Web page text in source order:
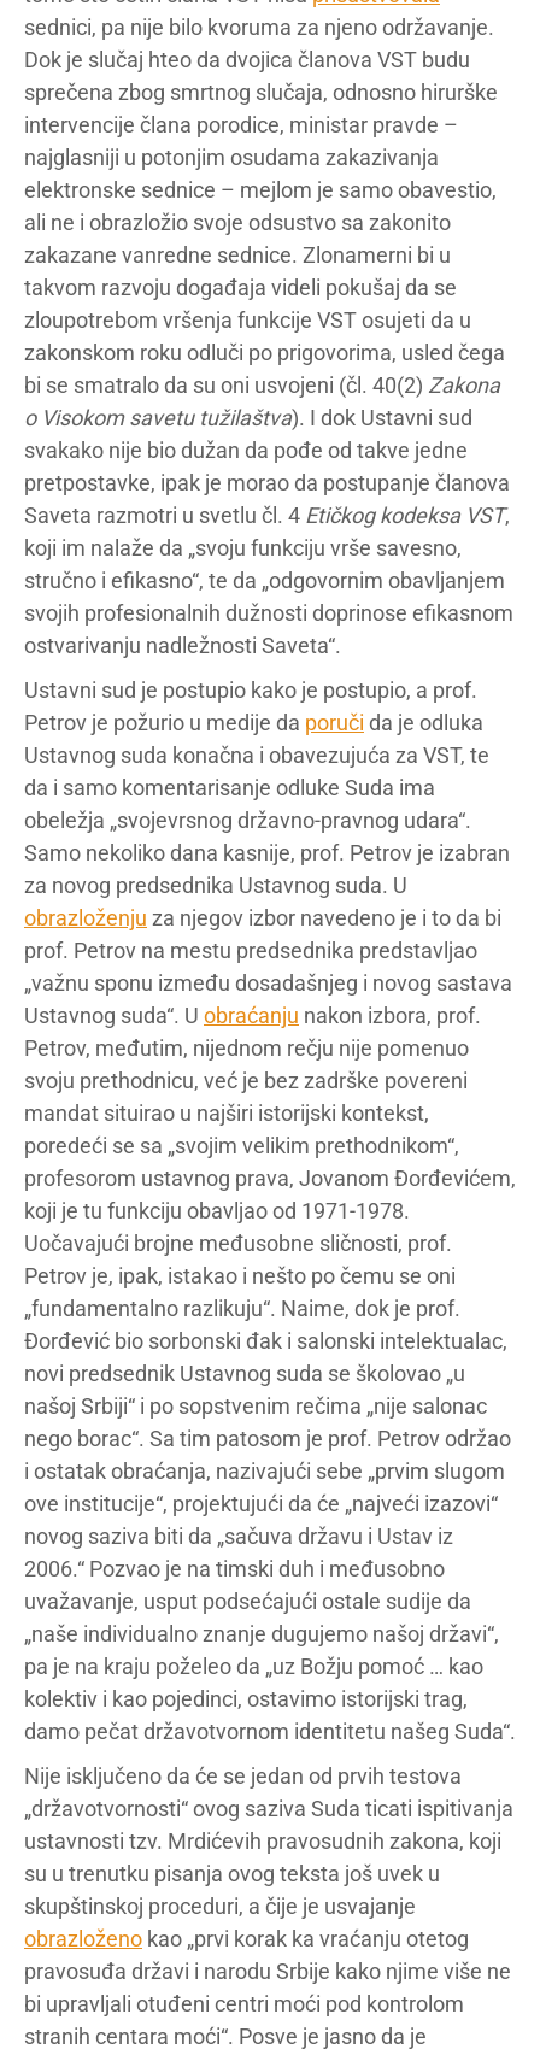
sednici, pa nije bilo kvoruma za njeno održavanje.
Dok je slučaj hteo da dvojica članova VST budu
sprečena zbog smrtnog slučaja, odnosno hirurške
intervencije člana porodice, ministar pravde –
najglasniji u potonjim osudama zakazivanja
elektronske sednice – mejlom je samo obavestio,
ali ne i obrazložio svoje odsustvo sa zakonito
zakazane vanredne sednice. Zlonamerni bi u
takvom razvoju događaja videli pokušaj da se
zloupotrebom vršenja funkcije VST osujeti da u
zakonskom roku odluči po prigovorima, usled čega
bi se smatralo da su oni usvojeni (čl. 40(2) Zakona
o Visokom savetu tužilaštva). I dok Ustavni sud
svakako nije bio dužan da pođe od takve jedne
pretpostavke, ipak je morao da postupanje članova
Saveta razmotri u svetlu čl. 4 Etičkog kodeksa VST,
koji im nalaže da „svoju funkciju vrše savesno,
stručno i efikasno“, te da „odgovornim obavljanjem
svojih profesionalnih dužnosti doprinose efikasnom
ostvarivanju nadležnosti Saveta“.
Ustavni sud je postupio kako je postupio, a prof.
Petrov je požurio u medije da poruči da je odluka
Ustavnog suda konačna i obavezujuća za VST, te
da i samo komentarisanje odluke Suda ima
obeležja „svojevrsnog državno-pravnog udara“.
Samo nekoliko dana kasnije, prof. Petrov je izabran
za novog predsednika Ustavnog suda. U
obrazloženju za njegov izbor navedeno je i to da bi
prof. Petrov na mestu predsednika predstavljao
„važnu sponu između dosadašnjeg i novog sastava
Ustavnog suda“. U obraćanju nakon izbora, prof.
Petrov, međutim, nijednom rečju nije pomenuo
svoju prethodnicu, već je bez zadrške povereni
mandat situirao u najširi istorijski kontekst,
poredeći se sa „svojim velikim prethodnikom“,
profesorom ustavnog prava, Jovanom Đorđevićem,
koji je tu funkciju obavljao od 1971-1978.
Uočavajući brojne međusobne sličnosti, prof.
Petrov je, ipak, istakao i nešto po čemu se oni
„fundamentalno razlikuju“. Naime, dok je prof.
Đorđević bio sorbonski đak i salonski intelektualac,
novi predsednik Ustavnog suda se školovao „u
našoj Srbiji“ i po sopstvenim rečima „nije salonac
nego borac“. Sa tim patosom je prof. Petrov održao
i ostatak obraćanja, nazivajući sebe „prvim slugom
ove institucije“, projektujući da će „najveći izazovi“
novog saziva biti da „sačuva državu i Ustav iz
2006.“ Pozvao je na timski duh i međusobno
uvažavanje, usput podsećajući ostale sudije da
„naše individualno znanje dugujemo našoj državi“,
pa je na kraju poželeo da „uz Božju pomoć … kao
kolektiv i kao pojedinci, ostavimo istorijski trag,
damo pečat državotvornom identitetu našeg Suda“.
Nije isključeno da će se jedan od prvih testova
„državotvornosti“ ovog saziva Suda ticati ispitivanja
ustavnosti tzv. Mrdićevih pravosudnih zakona, koji
su u trenutku pisanja ovog teksta još uvek u
skupštinskoj proceduri, a čije je usvajanje
obrazloženo kao „prvi korak ka vraćanju otetog
pravosuđa državi i narodu Srbije kako njime više ne
bi upravljali otuđeni centri moći pod kontrolom
stranih centara moći“. Posve je jasno da je